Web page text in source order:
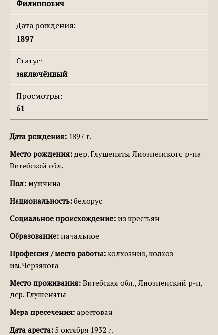
Филиппович
Дата рождения:
1897
Статус:
заключённый
Просмотры:
61
Дата рождения: 1897 г.
Место рождения: дер. Глушеняты Лиозненского р-на
Витебской обл.
Пол: мужчина
Национальность: белорус
Социальное происхождение: из крестьян
Образование: начальное
Профессия / место работы: колхозник, колхоз
им.Червякова
Место проживания: Витебская обл., Лиозненский р-н,
дер. Глушеняты
Мера пресечения: арестован
Дата ареста: 5 октября 1932 г.